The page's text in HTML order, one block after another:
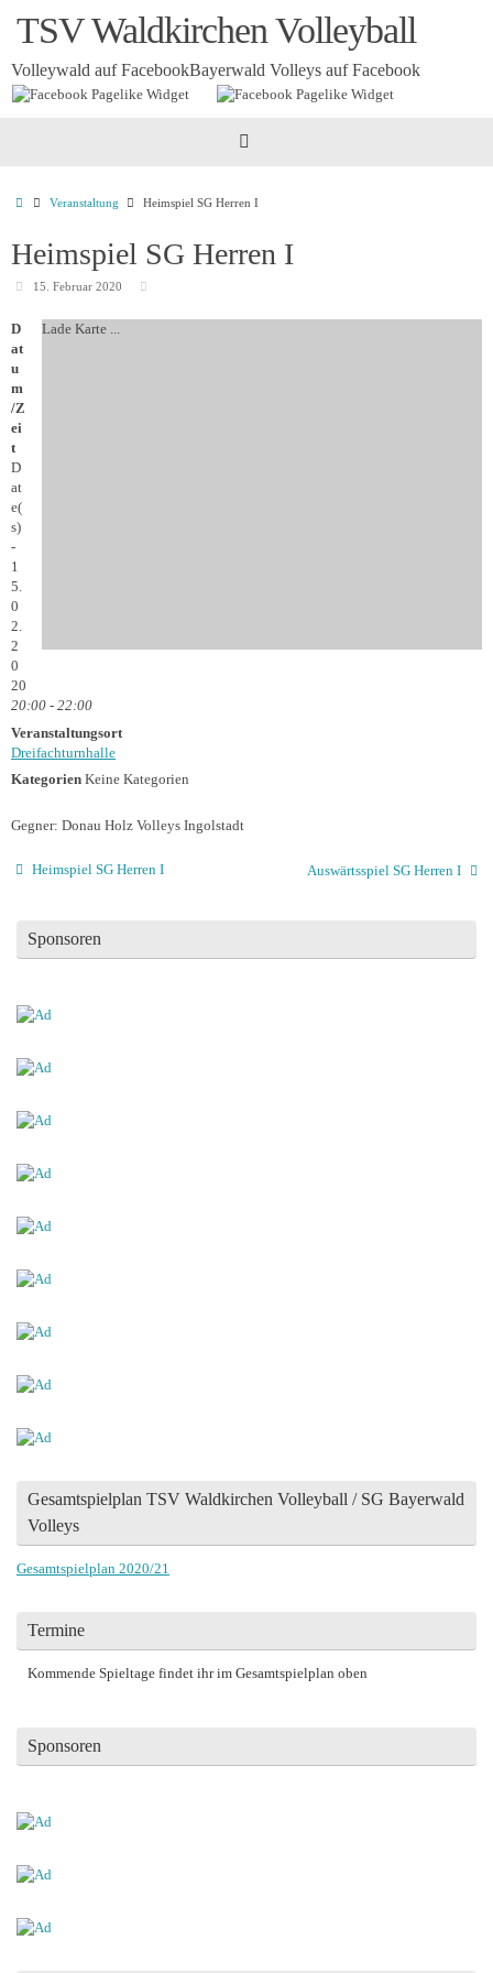
InhaltTSV Waldkirchen Volleyball
Volleywald auf FacebookBayerwald Volleys auf Facebook
Startseite
Veranstaltung Heimspiel SG Herren I
Heimspiel SG Herren I
15. Februar 2020
Lade Karte ...
D
at
u
m
/Z
ei
t
D
at
e(
s)
-
1
5.
0
2.
2
0
20
20:00 - 22:00
Veranstaltungsort
Dreifachturnhalle
Kategorien Keine Kategorien
Gegner: Donau Holz Volleys Ingolstadt
Heimspiel SG Herren I Auswärtsspiel SG Herren I
Sponsoren
Gesamtspielplan TSV Waldkirchen Volleyball / SG Bayerwald
Volleys
Gesamtspielplan 2020/21
Termine
Kommende Spieltage findet ihr im Gesamtspielplan oben
Sponsoren